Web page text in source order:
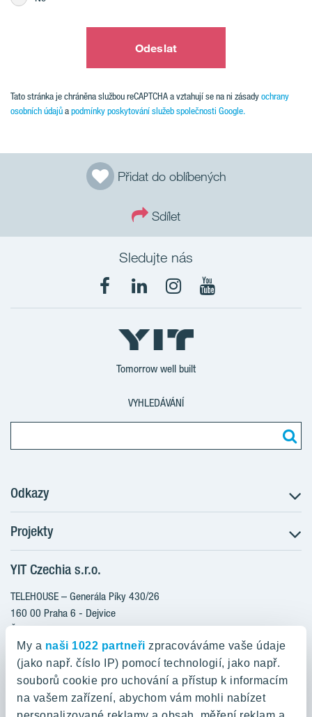
My a naši 1022 partneři zpracováváme vaše údaje
(jako např. číslo IP) pomocí technologií, jako např.
souborů cookie pro uchování a přístup k informacím
na vašem zařízení, abychom vám mohli nabízet
Přidat do oblíbených
Sdílet
Odeslat
Tato stránka je chráněna službou reCAPTCHA a vztahují se na ni zásadyochrany
osobních údajůapodmínky poskytování služeb společnosti Google.
Sledujte nás
Tomorrow well built
VYHLEDÁVÁNÍ
Odkazy
Postup koupě
Klientské změny
Aktuality
Blog
Kariéra
O nás
YIT PLUS
Projekty
RANTA Barrandov III
RANTA Barrandov IV
TOIVO Roztyly II
KALEVALA
VIRTA Kladno
KATTILA Kamýk
YIT Czechia s.r.o.
TELEHOUSE – Generála Píky 430/26
160 00 Praha 6 - Dejvice
Česká republika
800 200 666
domov@yit.cz